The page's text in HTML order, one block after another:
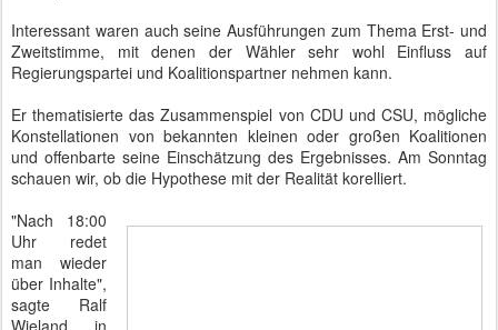
Interessant waren auch seine Ausführungen zum Thema Erst- und
Zweitstimme, mit denen der Wähler sehr wohl Einfluss auf
Regierungspartei und Koalitionspartner nehmen kann.
Er thematisierte das Zusammenspiel von CDU und CSU, mögliche
Konstellationen von bekannten kleinen oder großen Koalitionen
und offenbarte seine Einschätzung des Ergebnisses. Am Sonntag
schauen wir, ob die Hypothese mit der Realität korelliert.
"Nach 18:00
Uhr redet
man wieder
über Inhalte",
sagte Ralf
Wieland in